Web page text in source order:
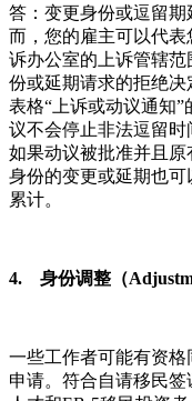
答：变更身份或逗留
而，您的雇主可以代
诉办公室的上诉管辖
份或延期请求的拒绝
表格“上诉或动议通知
议不会停止非法逗留
如果动议被批准并且原
身份的变更或延期也
累计。
4. 身份调整（
一些工作者可能有资
申请。符合自请移民